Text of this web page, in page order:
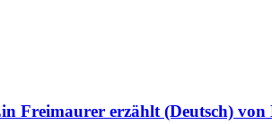
Freimaurer erzählt (Deutsch)